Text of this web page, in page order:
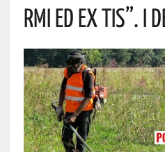
RMI Ed Ex TIS”.